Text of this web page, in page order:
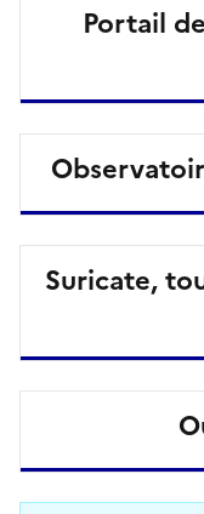
Portail
Suricate,